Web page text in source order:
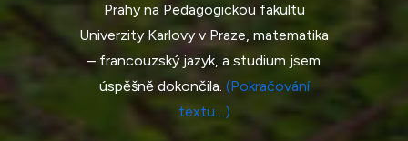
Prahy na Pedagogickou fakultu
Univerzity Karlovy v Praze, matematika
– francouzský jazyk, a studium jsem
úspěšně dokončila. (Pokračování
textu…)